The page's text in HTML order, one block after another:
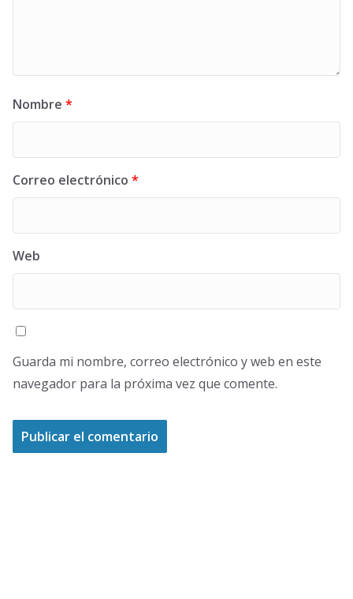
Nombre *
Correo electrónico *
Web
Guarda mi nombre, correo electrónico y web en este
navegador para la próxima vez que comente.